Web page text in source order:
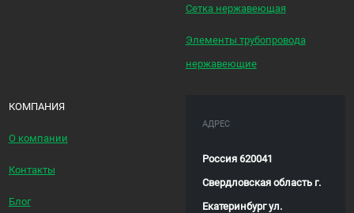
Сетка нержавеющая
Элементы трубопровода
нержавеющие
КОМПАНИЯ
О компании
Контакты
Блог
АДРЕС
Россия 620041
Свердловская область г.
Екатеринбург ул.